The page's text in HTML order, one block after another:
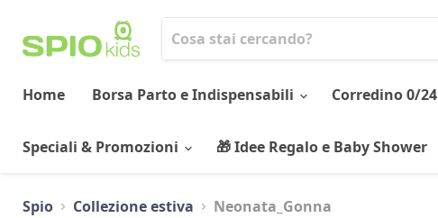
Home Borsa Parto e Indispensabili Corredino 0/24
Speciali & Promozioni 🎁 Idee Regalo e Baby Shower
Spio Collezione estiva Neonata_Gonna